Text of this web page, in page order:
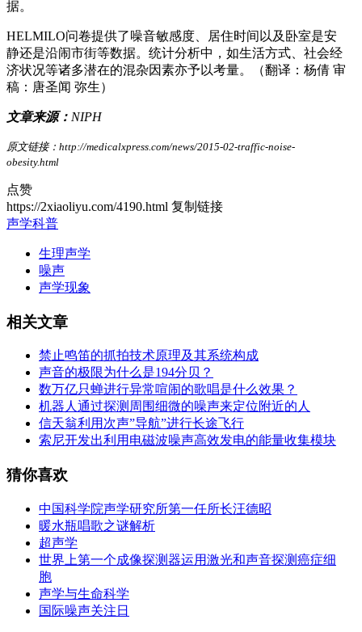
据。
HELMILO问卷提供了噪音敏感度、居住时间以及卧室是安
静还是沿闹市街等数据。统计分析中，如生活方式、社会经
济状况等诸多潜在的混杂因素亦予以考量。（翻译：杨倩 审
稿：唐圣闻 弥生）
文章来源： NIPH
原文链接：http://medicalxpress.com/news/2015-02-traffic-noise-
obesity.html
点赞
https://2xiaoliyu.com/4190.html 复制链接
声学科普
生理声学
噪声
声学现象
相关文章
禁止鸣笛的抓拍技术原理及其系统构成
声音的极限为什么是194分贝？
数万亿只蝉进行异常喧闹的歌唱是什么效果？
机器人通过探测周围细微的噪声来定位附近的人
信天翁利用次声”导航”进行长途飞行
索尼开发出利用电磁波噪声高效发电的能量收集模块
猜你喜欢
中国科学院声学研究所第一任所长汪德昭
暖水瓶唱歌之谜解析
超声学
世界上第一个成像探测器运用激光和声音探测癌症细
胞
声学与生命科学
国际噪声关注日